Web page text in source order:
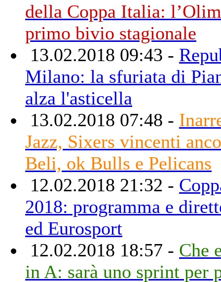
della Coppa Italia:
primo bivio stagionale
13.02.2018 09:43 -
Milano: la sfuriata di
alza l'asticella
13.02.2018 07:48 -
Jazz, Sixers vincenti
Beli, ok Bulls e Pelicans
12.02.2018 21:32 -
2018: programma e
ed Eurosport
12.02.2018 18:57 - Che
in A: sarà uno sprint per